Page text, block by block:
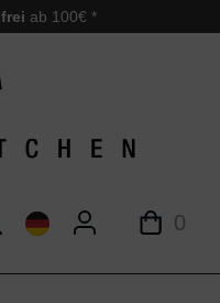
ab 100€ *
0